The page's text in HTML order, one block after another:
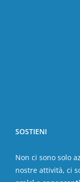
SOSTIENI
Non ci sono solo
nostre attività, ci